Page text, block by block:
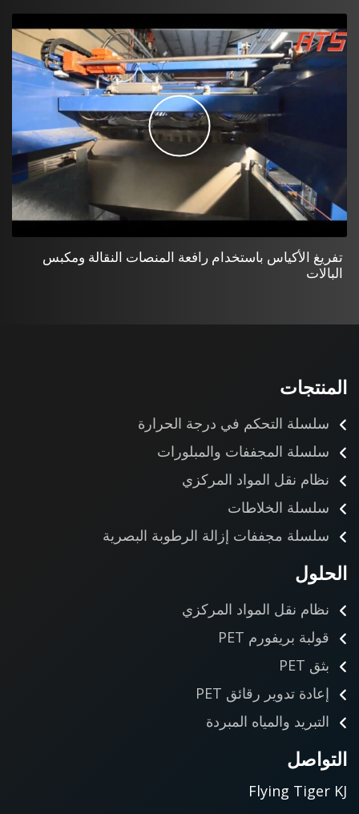
تفريغ الأكياس باستخدام رافعة المنصات النقالة ومكبس
البالات
المنتجات
سلسلة التحكم في درجة الحرارة
سلسلة المجففات والمبلورات
نظام نقل المواد المركزي
سلسلة الخلاطات
سلسلة مجففات إزالة الرطوبة البصرية
الحلول
نظام نقل المواد المركزي
قولبة بريفورم PET
بثق PET
إعادة تدوير رقائق PET
التبريد والمياه المبردة
التواصل
Flying Tiger KJ